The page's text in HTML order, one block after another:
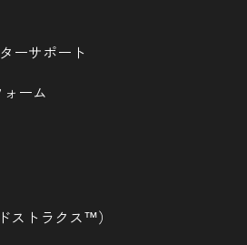
ーサポート
ーム
ストラクス™）